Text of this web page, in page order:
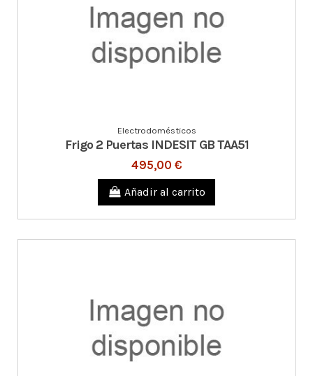
Electrodomésticos
Frigo 2 Puertas INDESIT GB TAA51
495,00 €
Añadir al carrito